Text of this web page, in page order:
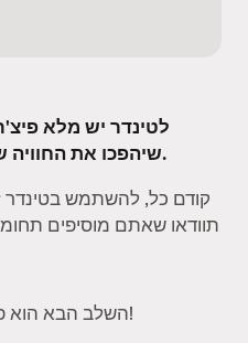
לטינדר יש מלא
שיהפכו את החוויה שלכם בטינדר לטובה פי אלף.
קודם כל, להשתמש בטינדר
תוודאו שאתם מוסיפים תחומי
השלב הבא הוא!